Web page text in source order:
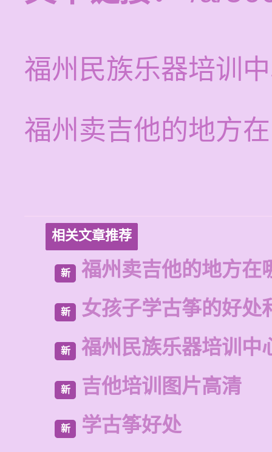
福州民族乐器培训
福州卖吉他的地方
相关文章推荐
新 福州卖吉他的地方在
新 女孩子学古筝的好处
新 福州民族乐器培训中
新 吉他培训图片高清
新 学古筝好处